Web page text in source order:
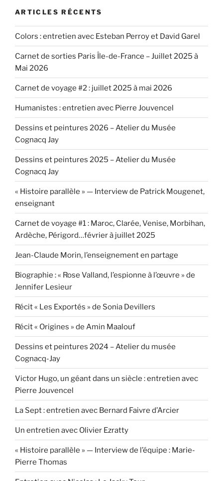
ARTICLES RÉCENTS
Colors : entretien avec Esteban Perroy et David Garel
Carnet de sorties Paris Île-de-France – Juillet 2025 à
Mai 2026
Carnet de voyage #2 : juillet 2025 à mai 2026
Humanistes : entretien avec Pierre Jouvencel
Dessins et peintures 2026 – Atelier du Musée
Cognacq Jay
Dessins et peintures 2025 – Atelier du Musée
Cognacq Jay
« Histoire parallèle » — Interview de Patrick Mougenet,
enseignant
Carnet de voyage #1 : Maroc, Clarée, Venise, Morbihan,
Ardèche, Périgord…février à juillet 2025
Jean-Claude Morin, l’enseignement en partage
Biographie : « Rose Valland, l’espionne à l’œuvre » de
Jennifer Lesieur
Récit « Les Exportés » de Sonia Devillers
Récit « Origines » de Amin Maalouf
Dessins et peintures 2024 – Atelier du musée
Cognacq-Jay
Victor Hugo, un géant dans un siècle : entretien avec
Pierre Jouvencel
La Sept : entretien avec Bernard Faivre d’Arcier
Un entretien avec Olivier Ezratty
« Histoire parallèle » — Interview de l’équipe : Marie-
Pierre Thomas